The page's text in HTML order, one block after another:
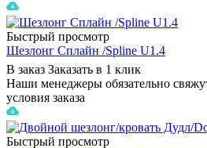
Быстрый просмотр
Шезлонг Сплайн /Spline U1.4
В заказ Заказать в 1 клик
Наши менеджеры обязательно
условия заказа
Быстрый просмотр